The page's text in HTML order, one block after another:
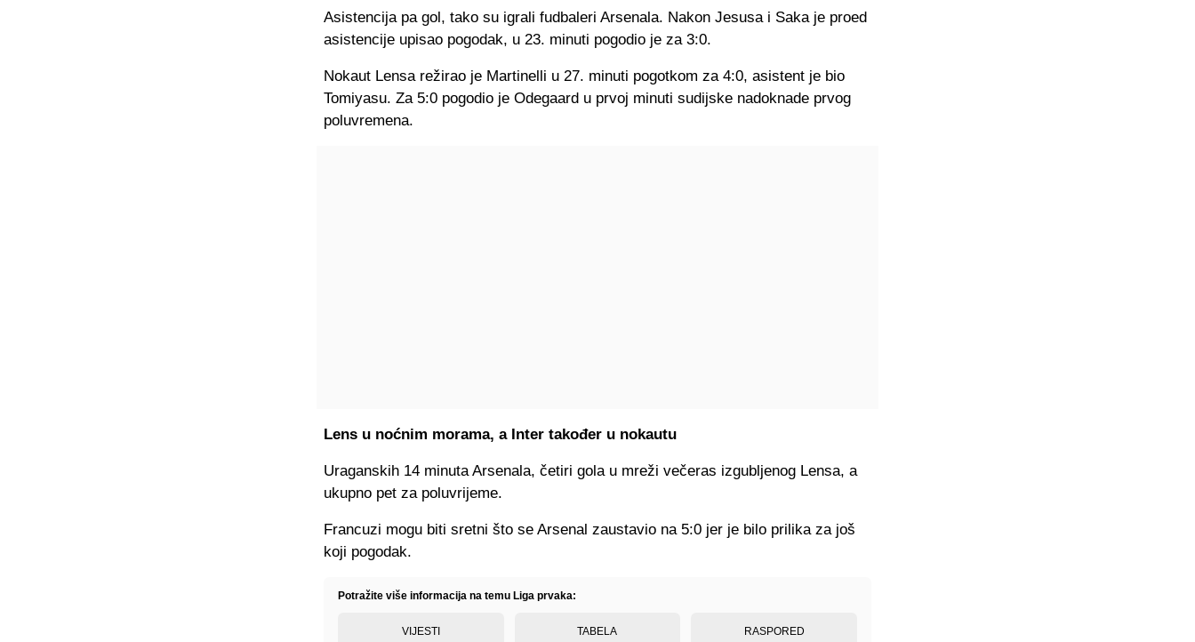
Asistencija pa gol, tako su igrali fudbaleri Arsenala. Nakon Jesusa i Saka je proed
asistencije upisao pogodak, u 23. minuti pogodio je za 3:0.
Nokaut Lensa režirao je Martinelli u 27. minuti pogotkom za 4:0, asistent je bio
Tomiyasu. Za 5:0 pogodio je Odegaard u prvoj minuti sudijske nadoknade prvog
poluvremena.
Lens u noćnim morama, a Inter također u nokautu
Uraganskih 14 minuta Arsenala, četiri gola u mreži večeras izgubljenog Lensa, a
ukupno pet za poluvrijeme.
Francuzi mogu biti sretni što se Arsenal zaustavio na 5:0 jer je bilo prilika za još
koji pogodak.
Potražite više informacija na temu Liga prvaka:
VIJESTI TABELA RASPORED